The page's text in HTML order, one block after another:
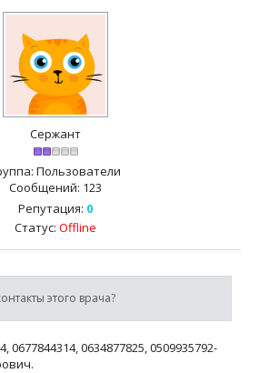
Сержант
Пользователи
Сообщений: 123
Репутация: 0
Статус: Offline
этого врача?
0677844314, 0634877825, 0509935792-